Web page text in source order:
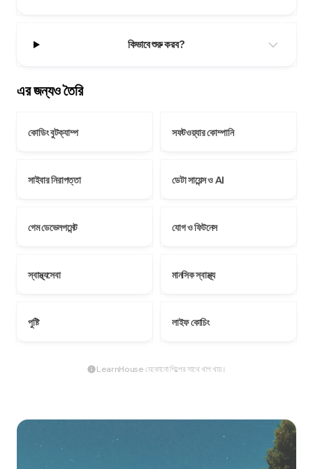
কিভাবে শুরু করব?
এর জন্যও তৈরি
কোডিং বুটক্যাম্প সফটওয়্যার কোম্পানি
সাইবার নিরাপত্তা ডেটা সায়েন্স ও AI
গেম ডেভেলপমেন্ট যোগ ও ফিটনেস
স্বাস্থ্যসেবা মানসিক স্বাস্থ্য
পুষ্টি লাইফ কোচিং
LearnHouse যেকোনো শিল্পের সাথে খাপ খায়।